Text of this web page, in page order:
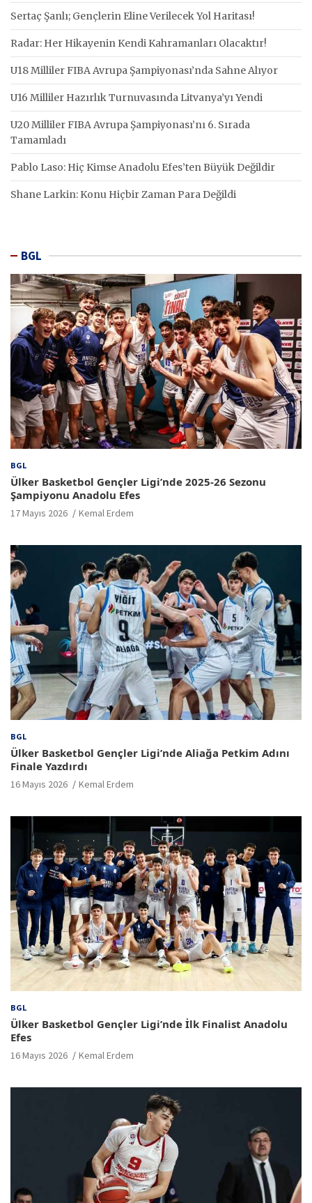
Sertaç Şanlı; Gençlerin Eline Verilecek Yol Haritası!
Radar: Her Hikayenin Kendi Kahramanları Olacaktır!
U18 Milliler FIBA Avrupa Şampiyonası’nda Sahne Alıyor
U16 Milliler Hazırlık Turnuvasında Litvanya’yı Yendi
U20 Milliler FIBA Avrupa Şampiyonası’nı 6. Sırada
Tamamladı
Pablo Laso: Hiç Kimse Anadolu Efes’ten Büyük Değildir
Shane Larkin: Konu Hiçbir Zaman Para Değildi
BGL
BGL
Ülker Basketbol Gençler Ligi’nde 2025-26 Sezonu
Şampiyonu Anadolu Efes
17 Mayıs 2026 Kemal Erdem
BGL
Ülker Basketbol Gençler Ligi’nde Aliağa Petkim Adını
Finale Yazdırdı
16 Mayıs 2026 Kemal Erdem
BGL
Ülker Basketbol Gençler Ligi’nde İlk Finalist Anadolu
Efes
16 Mayıs 2026 Kemal Erdem